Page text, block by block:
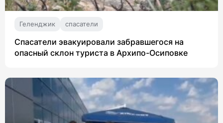
Геленджик спасатели
Спасатели эвакуировали забравшегося на
опасный склон туриста в Архипо-Осиповке